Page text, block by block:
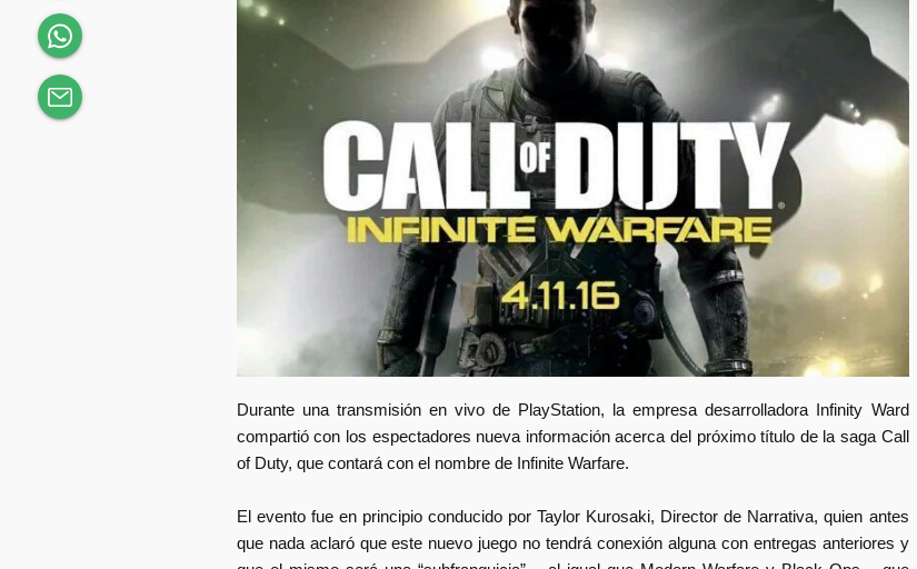
Durante una transmisión en vivo de PlayStation, la empresa desarrolladora Infinity Ward
compartió con los espectadores nueva información acerca del próximo título de la saga Call
of Duty, que contará con el nombre de Infinite Warfare.
El evento fue en principio conducido por Taylor Kurosaki, Director de Narrativa, quien antes
que nada aclaró que este nuevo juego no tendrá conexión alguna con entregas anteriores y